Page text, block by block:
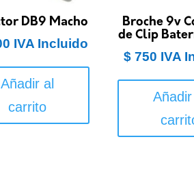
DB9 Macho
IVA Incluido
Añadir al
carrito
Broche 9v
de Clip
$ 750 IVA
Añadir